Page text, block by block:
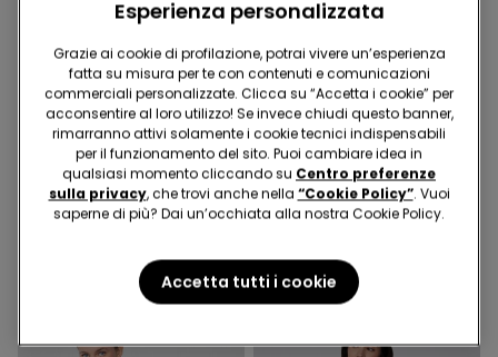
Microfibra Riciclata
Costume Intero Fascia con
Arriccio Micro Riciclata
3 Colori
Pigiama Corto Basic Piping
in Cotone con Taschino
Esperienza personalizzata
Grazie ai cookie di profilazione, potrai vivere un’esperienza
fatta su misura per te con contenuti e comunicazioni
commerciali personalizzate. Clicca su “Accetta i cookie” per
acconsentire al loro utilizzo! Se invece chiudi questo banner,
rimarranno attivi solamente i cookie tecnici indispensabili
per il funzionamento del sito. Puoi cambiare idea in
qualsiasi momento cliccando su Centro preferenze
sulla privacy, che trovi anche nella “Cookie Policy”. Vuoi
saperne di più? Dai un’occhiata alla nostra Cookie Policy.
Accetta tutti i cookie